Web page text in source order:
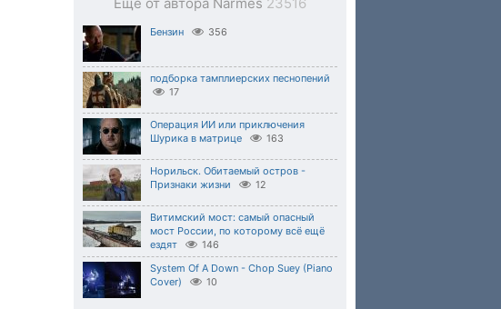
Бензин 356
подборка тамплиерских песнопений
17
Операция ИИ или приключения
Шурика в матрице
163
Норильск. Обитаемый остров -
Признаки жизни
12
Витимский мост: самый опасный
мост России, по которому всё ещё
ездят
146
System Of A Down - Chop Suey (Piano
Cover)
10